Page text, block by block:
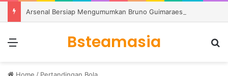
Bsteamasia